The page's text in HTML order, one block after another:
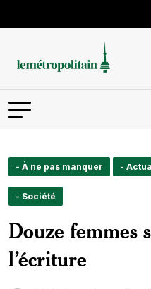
- À ne pas manquer -
- Société
Douze femmes
l’écriture